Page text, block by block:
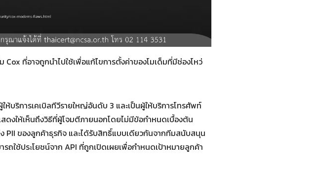
ที่อาจถูกนำไปใช้เพื่อแก้ไขการตั้งค่าของโมเด็มที่มีช่องโหว่
บริการเคเบิลทีวีรายใหญ่อันดับ 3 และเป็นผู้ให้บริการโทรศัพท์
ดงให้เห็นถึงวิธีที่ผู้โจมตีภายนอกโดยไม่มีข้อกำหนดเบื้องต้น
PII ของลูกค้าธุรกิจ และได้รับสิทธิ์แบบเดียวกันจากทีมสนับสนุน
ใช้ประโยชน์จาก API ที่ถูกเปิดเผยเพื่อกำหนดเป้าหมายลูกค้า